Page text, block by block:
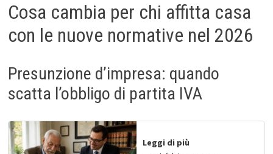
Cosa cambia per chi affitta casa
con le nuove normative nel 2026
Presunzione d’impresa: quando
scatta l’obbligo di partita IVA
Leggi di più